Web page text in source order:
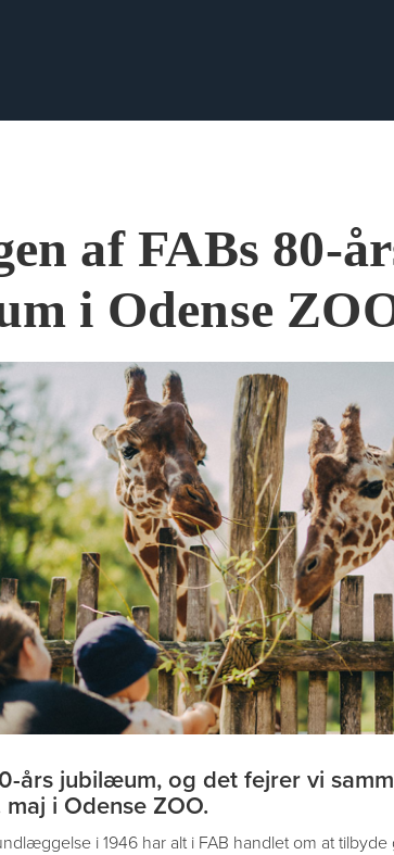
af FABs 80-
i Odense
års jubilæum, og det fejrer vi
i Odense ZOO.
i 1946 har alt i FAB handlet om at